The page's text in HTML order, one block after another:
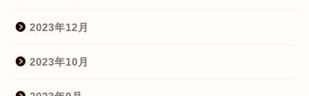
2023年12月
2023年10月